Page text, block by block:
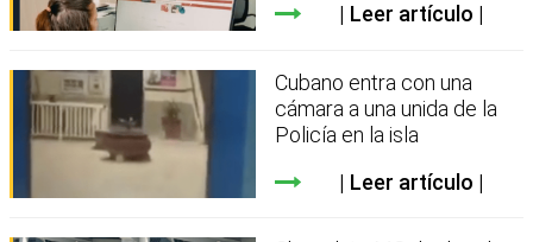
Leer artículo
Cubano entra con una
cámara a una unida de la
Policía en la isla
Leer artículo